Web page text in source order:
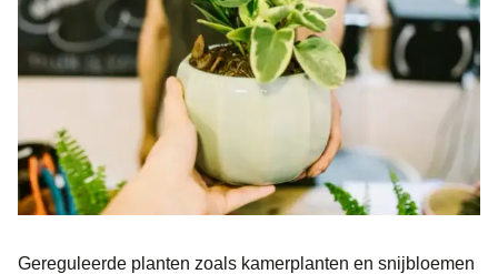
Gereguleerde planten zoals kamerplanten en snijbloemen